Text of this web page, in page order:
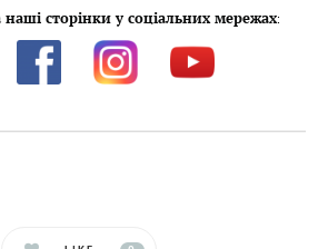
сторінки у соціальних мережах: